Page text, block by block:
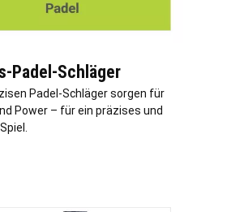
Padel-Schläger
Padel-Schläger sorgen für
Power – für ein präzises und